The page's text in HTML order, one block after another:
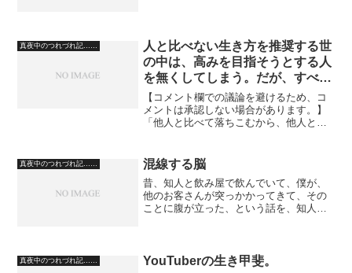
た。 まあ、一つには、こちらの...
真夜中のつれづれ記……
人と比べない生き方を推奨する世
の中は、高みを目指そうとする人
を無くしてしまう。だが、すべて
の分野で他人と比べて、落ちこむ
必要はない。
【コメント欄での議論を避けるため、コ
メントは承認しない場合があります。】
「他人と比べて落ちこむから、他人と比
中、他人に勝つから嬉しいのだ。 勝っ
たときに、ドーパミンが大量...
真夜中のつれづれ記…… 混線する脳
昔、知人と飲み屋で飲んでいて、僕が、
他のお客さんが突っかかってきて、その
ことに腹が立った、という話を、知人に
お客さんに、その場で怒っ...
真夜中のつれづれ記…… YouTuberの生き甲斐。